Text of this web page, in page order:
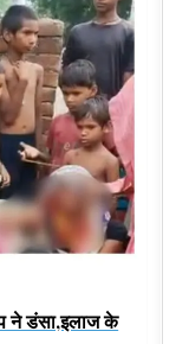
ने डंसा,इलाज के